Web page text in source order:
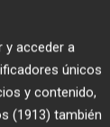
5 Vila-
que
y acceder a
únicos
y contenido,
(1913) también